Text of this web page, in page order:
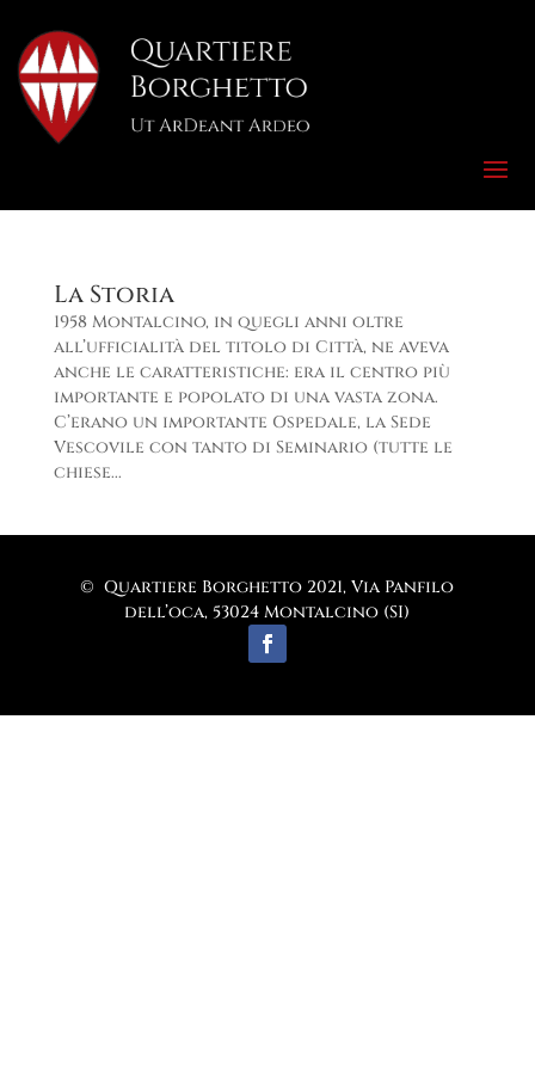
La Storia
1958 Montalcino, in quegli anni oltre
all’ufficialità del titolo di Città, ne aveva
anche le caratteristiche: era il centro più
importante e popolato di una vasta zona.
C’erano un importante Ospedale, la Sede
Vescovile con tanto di Seminario (tutte le
chiese...
© Quartiere Borghetto 2021, Via Panfilo
dell’oca, 53024 Montalcino (SI)